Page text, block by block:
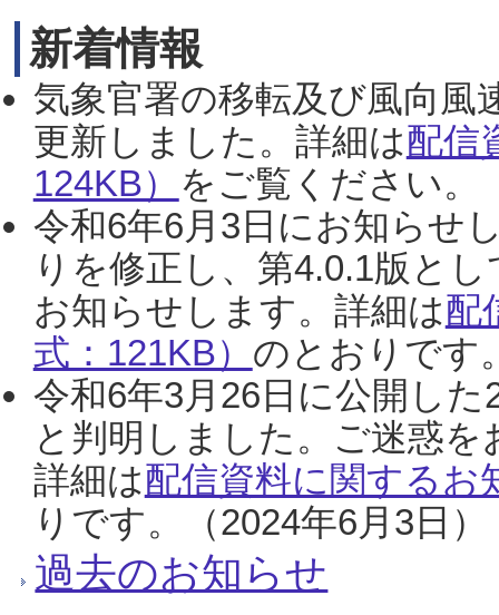
新着情報
気象官署の移転及び風向風
更新しました。詳細は配信
124KB） をご覧ください。
令和6年6月3日にお知らせ
りを修正し、第4.0.1版と
お知らせします。詳細は配
式：121KB） のとおりです
令和6年3月26日に公開し
と判明しました。ご迷惑
詳細は配信資料に関するお
りです。（2024年6月3日）
過去のお知らせ